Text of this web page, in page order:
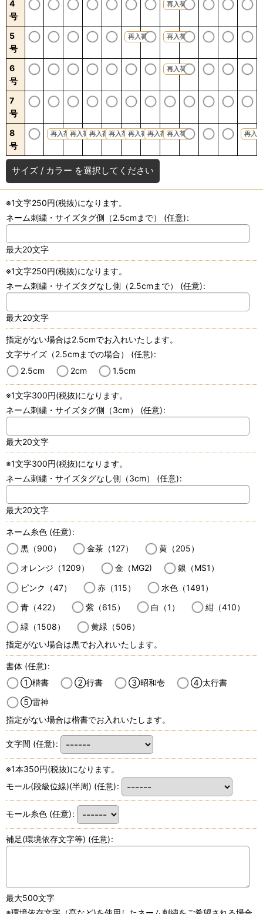
4
号
再入荷
5
号
再入荷 再入荷
6
号
再入荷
7
号
8
号
再入荷 再入荷 再入荷 再入荷 再入荷 再入荷 再入荷 再入荷
サイズ / カラー を選択してください
※1文字250円(税抜)になります。
ネーム刺繍・サイズタグ側（2.5cmまで） (任意):
最大20文字
※1文字250円(税抜)になります。
ネーム刺繍・サイズタグなし側（2.5cmまで） (任意):
最大20文字
指定がない場合は2.5cmでお入れいたします。
文字サイズ（2.5cmまでの場合） (任意):
2.5cm
2cm 1.5cm
※1文字300円(税抜)になります。
ネーム刺繍・サイズタグ側（3cm） (任意):
最大20文字
※1文字300円(税抜)になります。
ネーム刺繍・サイズタグなし側（3cm） (任意):
最大20文字
ネーム糸色 (任意):
黒（900）
金茶（127）
黄（205）
オレンジ（1209）
金（MG2)
銀（MS1）
ピンク（47）
赤（115）
水色（1491）
青（422）
紫（615） 白（1）
紺（410）
緑（1508）
黄緑（506）
指定がない場合は黒でお入れいたします。
書体 (任意):
①楷書
②行書 ③昭和壱
④太行書
⑤雷神
指定がない場合は楷書でお入れいたします。
文字間 (任意):
※1本350円(税抜)になります。
モール(段級位線)(半周) (任意):
モール糸色 (任意):
補足(環境依存文字等) (任意):
最大500文字